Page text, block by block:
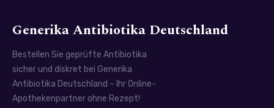
Generika Antibiotika Deutschland
Bestellen Sie geprüfte Antibiotika
sicher und diskret bei Generika
Antibiotika Deutschland – Ihr Online-
Apothekenpartner ohne Rezept!